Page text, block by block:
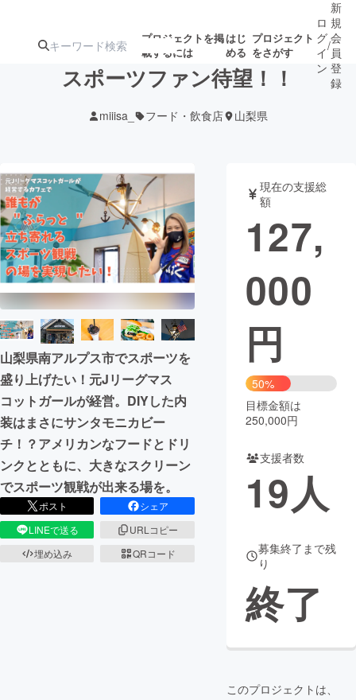
プロジェクトを掲
載するには
はじ
める
プロジェクト
をさがす
アート・写真
テクノロジー・ガジェット ゲーム・サ
映像・映画 書籍・雑誌
ビジネス・起業
まちづくり・地域活性化
CAMPFIRE for Social Good
CAMPFIREふるさと納税 machi-ya コミュニティ
ロ
グ
イ
ン
/
新
規
会
員
登
録
スポーツファン待望！！
miiisa_ フード・飲食店 山梨県
山梨県南アルプス市でスポーツを
盛り上げたい！元Jリーグマス
コットガールが経営。DIYした内
装はまさにサンタモニカビー
チ！？アメリカンなフードとドリ
ンクとともに、大きなスクリーン
でスポーツ観戦が出来る場を。
ポスト
シェア
LINEで送る
URLコピー
埋め込み
QRコード
現在の支援総
額
127,
000
円
50%
目標金額は
250,000円
支援者数
19人
募集終了まで残
り
終了
このプロジェクトは、